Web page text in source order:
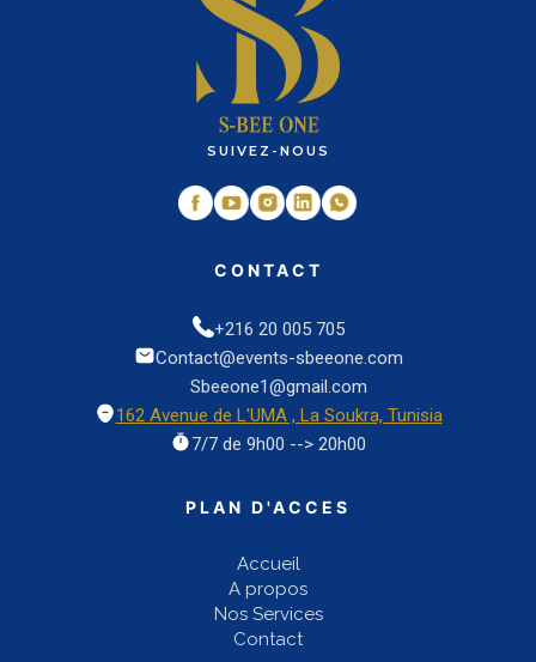
SUIVEZ-NOUS
CONTACT
+216 20 005 705
Contact@events-sbeeone.com
Sbeeone1@gmail.com
162 Avenue de L'UMA , La Soukra, Tunisia
7/7 de 9h00 --> 20h00
PLAN D'ACCES
Accueil
A propos
Nos Services
Contact